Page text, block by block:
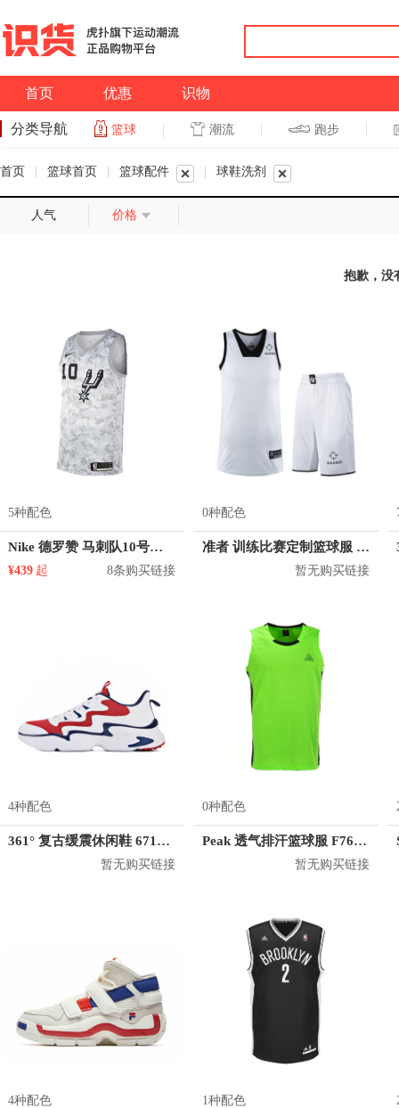
首页 优惠 识物
分类导航 篮球 潮流 跑步
首页 篮球首页 篮球配件 球鞋洗剂
人气 价格
抱歉，没
5种配色
Nike 德罗赞 马刺队10号球衣
¥439 起 8条购买链接
0种配色
准者 训练比赛定制篮球服 Z17110105
暂无购买链接
4种配色
361° 复古缓震休闲鞋 671916743
暂无购买链接
0种配色
Peak 透气排汗篮球服 F762101
暂无购买链接
4种配色 1种配色